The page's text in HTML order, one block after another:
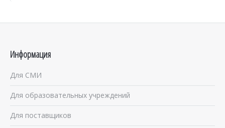
Информация
Для СМИ
Для образовательных учреждений
Для поставщиков